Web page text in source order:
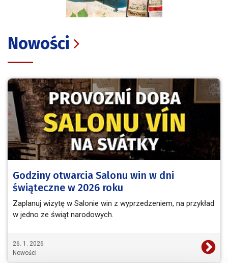
Nowości
Godziny otwarcia Salonu win w dni
świąteczne w 2026 roku
Zaplanuj wizytę w Salonie win z wyprzedzeniem, na przykład
w jedno ze świąt narodowych.
26. 1. 2026
Nowości